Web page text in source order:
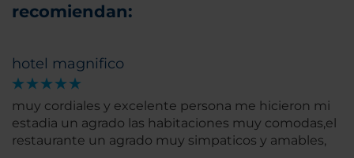
recomiendan:
hotel magnifico
muy cordiales y excelente persona me hicieron mi
estadia un agrado las habitaciones muy comodas,el
restaurante un agrado muy simpaticos y amables,